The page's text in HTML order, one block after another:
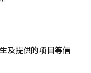
及提供的项目等信